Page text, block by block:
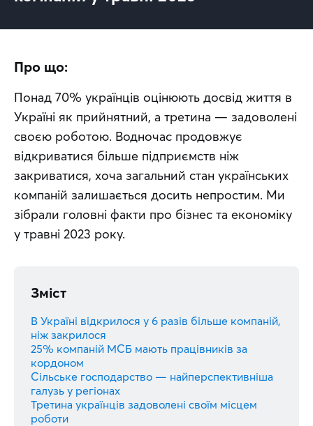
Про що:
Понад 70% українців оцінюють досвід життя в
Україні як прийнятний, а третина — задоволені
своєю роботою. Водночас продовжує
відкриватися більше підприємств ніж
закриватися, хоча загальний стан українських
компаній залишається досить непростим. Ми
зібрали головні факти про бізнес та економіку
у травні 2023 року.
Зміст
В Україні відкрилося у 6 разів більше компаній,
ніж закрилося
25% компаній МСБ мають працівників за
кордоном
Сільське господарство — найперспективніша
галузь у регіонах
Третина українців задоволені своїм місцем
роботи